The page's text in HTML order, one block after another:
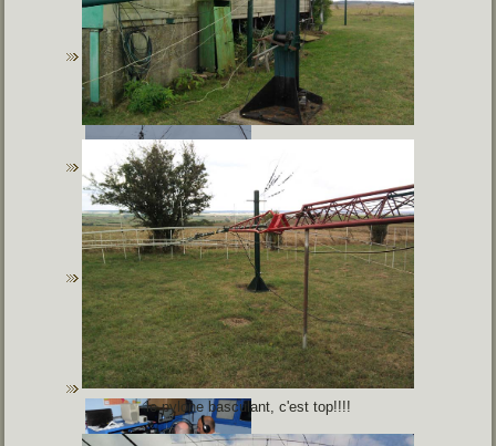
le pylone basculant, c'est top!!!!